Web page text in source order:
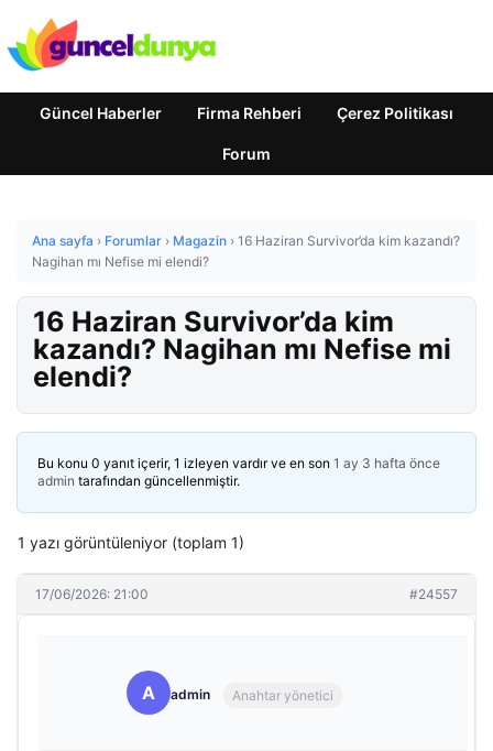
Güncel Haberler Firma Rehberi Çerez Politikası
Forum
Ana sayfa › Forumlar › Magazin › 16 Haziran Survivor’da kim kazandı?
Nagihan mı Nefise mi elendi?
16 Haziran Survivor’da kim
kazandı? Nagihan mı Nefise mi
elendi?
Bu konu 0 yanıt içerir, 1 izleyen vardır ve en son 1 ay 3 hafta önce
admin tarafından güncellenmiştir.
1 yazı görüntüleniyor (toplam 1)
17/06/2026: 21:00 #24557
A admin Anahtar yönetici